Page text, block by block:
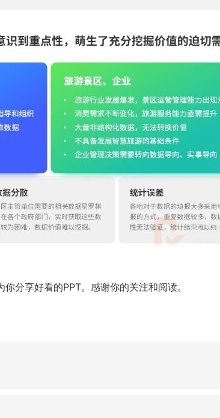
分享好看的PPT。感谢你的关注和阅读。